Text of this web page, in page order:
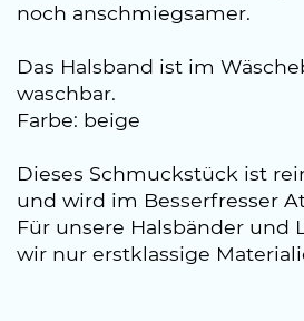
noch anschmiegsamer.
Das Halsband ist im
waschbar.
Farbe: beige
Dieses Schmuckstück ist
und wird im Besserfresser
Für unsere Halsbänder und
wir nur erstklassige